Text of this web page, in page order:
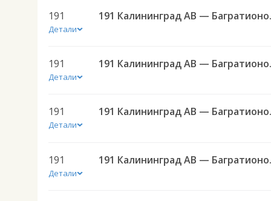
191
Детали
191
191
Детали
191
191
Детали
191
191
Детали
191